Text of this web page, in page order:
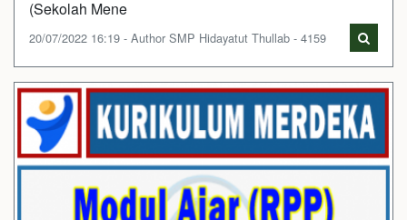
(Sekolah Mene
20/07/2022 16:19 - Author SMP Hidayatut Thullab - 4159